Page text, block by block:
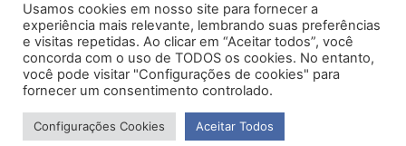
Portal do Servidor
Webmail
Administração
Usamos cookies em nosso site para fornecer a
experiência mais relevante, lembrando suas preferências
e visitas repetidas. Ao clicar em “Aceitar todos”, você
concorda com o uso de TODOS os cookies. No entanto,
você pode visitar "Configurações de cookies" para
fornecer um consentimento controlado.
Configurações Cookies Aceitar Todos